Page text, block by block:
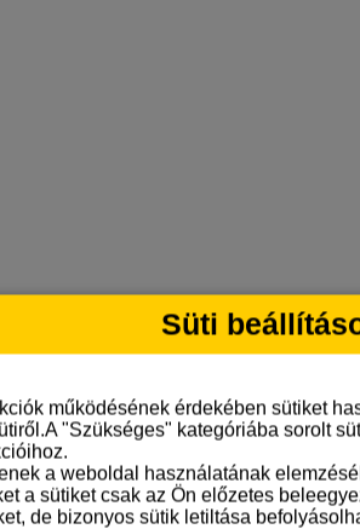
Süti
működésének érdekében sütiket
"Szükséges" kategóriába sorolt
a weboldal használatának
a sütiket csak az Ön előzetes
de bizonyos sütik letiltása